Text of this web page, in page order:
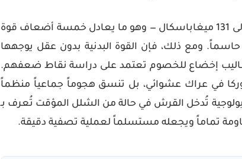
131 ميغاباسكال
— وهو ما يعادل خمسة أضعاف قوة
ومع ذلك، فإن القوة البدنية بدون عقل يوجهها
أساليب إخضاع للخصوم تعتمد على دراسة نقاط ضعفهم.
في عراك عشوائي، بل تنسق هجوماً جماعياً منظماً
تُدخل القرش في حالة من الشلل المؤقت تُعرف بـ
تماماً ويجعله مستسلماً لعملية تصفية دقيقة.